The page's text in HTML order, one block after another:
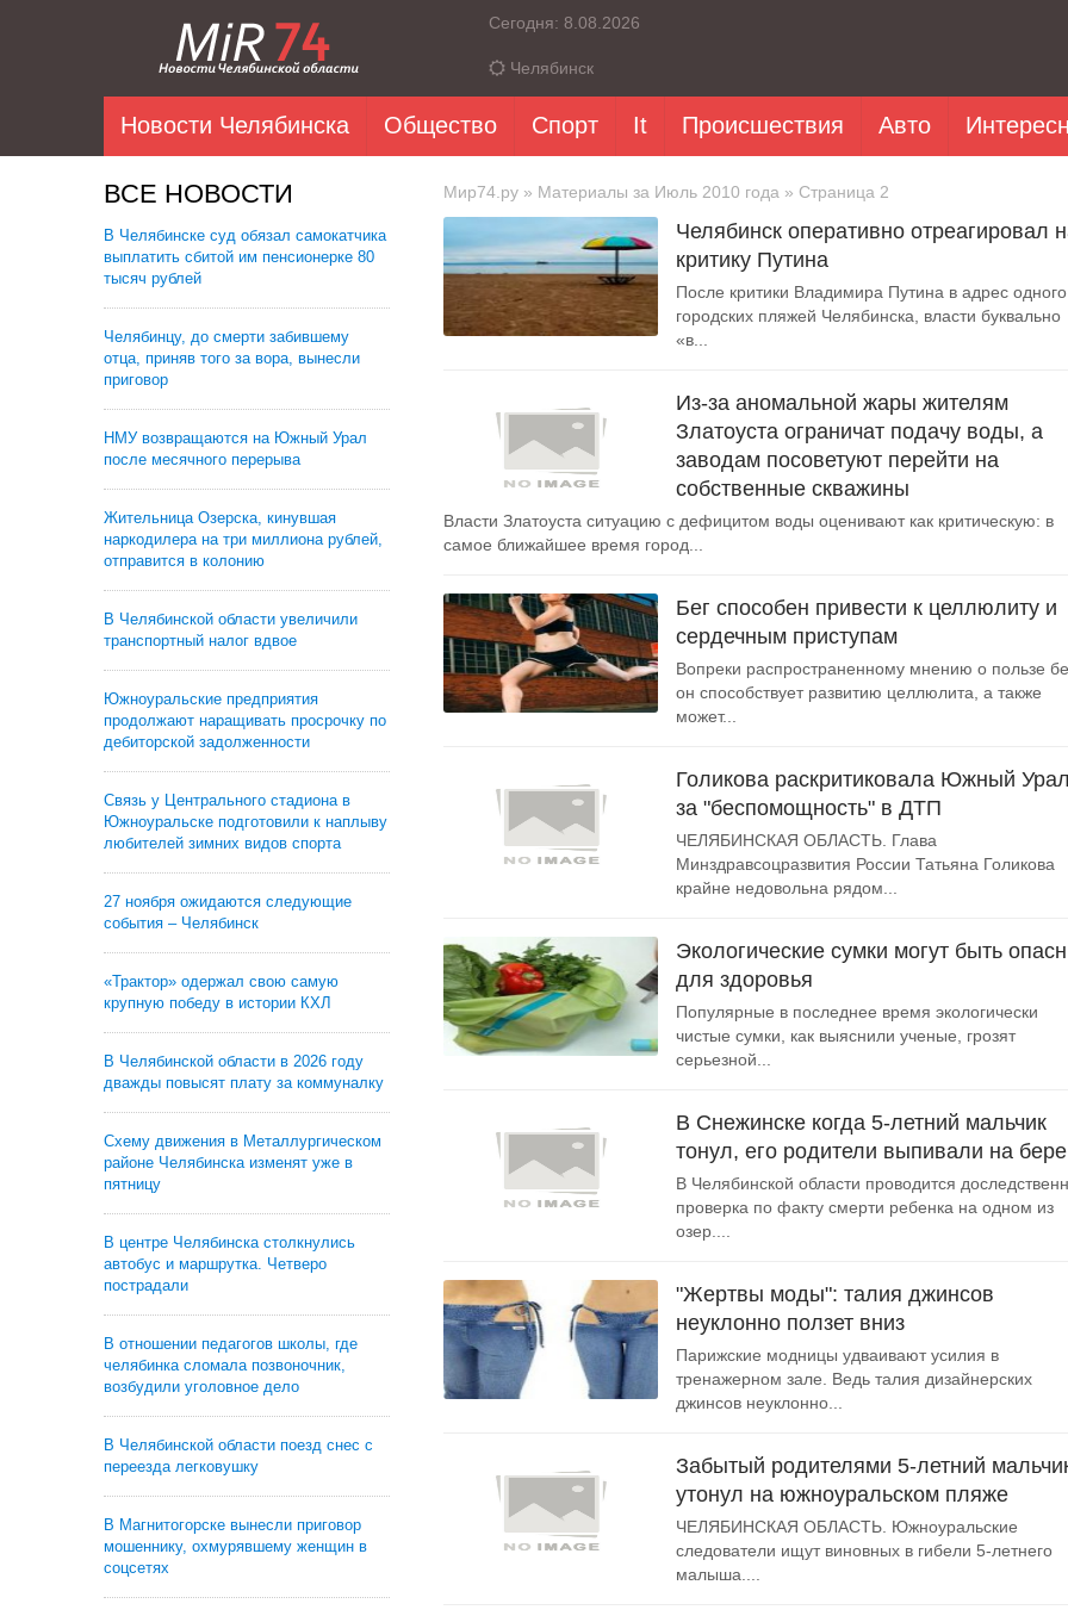
Сегодня: 8.08.2026
Челябинск
Новости Челябинска Общество Спорт It Происшествия Авто
ВСЕ НОВОСТИ
В Челябинске суд обязал самокатчика
выплатить сбитой им пенсионерке 80
тысяч рублей
Челябинцу, до смерти забившему
отца, приняв того за вора, вынесли
приговор
НМУ возвращаются на Южный Урал
после месячного перерыва
Жительница Озерска, кинувшая
наркодилера на три миллиона рублей,
отправится в колонию
В Челябинской области увеличили
транспортный налог вдвое
Южноуральские предприятия
продолжают наращивать просрочку по
дебиторской задолженности
Связь у Центрального стадиона в
Южноуральске подготовили к наплыву
любителей зимних видов спорта
27 ноября ожидаются следующие
события – Челябинск
«Трактор» одержал свою самую
крупную победу в истории КХЛ
В Челябинской области в 2026 году
дважды повысят плату за коммуналку
Схему движения в Металлургическом
районе Челябинска изменят уже в
пятницу
В центре Челябинска столкнулись
автобус и маршрутка. Четверо
пострадали
В отношении педагогов школы, где
челябинка сломала позвоночник,
возбудили уголовное дело
В Челябинской области поезд снес с
переезда легковушку
В Магнитогорске вынесли приговор
мошеннику, охмурявшему женщин в
соцсетях
Мир74.ру » Материалы за Июль 2010 года » Страница 2
Челябинск оперативно отреагировал
критику Путина
После критики Владимира Путина в адрес
городских пляжей Челябинска, власти буквально
«в...
Из-за аномальной жары жителям
Златоуста ограничат подачу воды, а
заводам посоветуют перейти на
собственные скважины
Власти Златоуста ситуацию с дефицитом воды оценивают как критическую: в
самое ближайшее время город...
Бег способен привести к целлюлиту и
сердечным приступам
Вопреки распространенному мнению о пользе
он способствует развитию целлюлита, а также
может...
Голикова раскритиковала Южный
за "беспомощность" в ДТП
ЧЕЛЯБИНСКАЯ ОБЛАСТЬ. Глава
Минздравсоцразвития России Татьяна Голикова
крайне недовольна рядом...
Экологические сумки могут быть
для здоровья
Популярные в последнее время экологически
чистые сумки, как выяснили ученые, грозят
серьезной...
В Снежинске когда 5-летний мальчик
тонул, его родители выпивали на
В Челябинской области проводится
проверка по факту смерти ребенка на одном из
озер....
"Жертвы моды": талия джинсов
неуклонно ползет вниз
Парижские модницы удваивают усилия в
тренажерном зале. Ведь талия дизайнерских
джинсов неуклонно...
Забытый родителями 5-летний
утонул на южноуральском пляже
ЧЕЛЯБИНСКАЯ ОБЛАСТЬ. Южноуральские
следователи ищут виновных в гибели 5-летнего
малыша....